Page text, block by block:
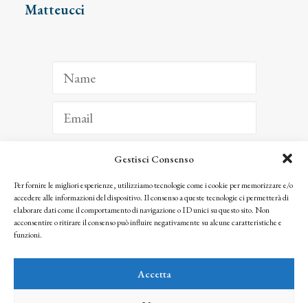
Gestisci Consenso
Per fornire le migliori esperienze, utilizziamo tecnologie come i cookie per memorizzare e/o
accedere alle informazioni del dispositivo. Il consenso a queste tecnologie ci permetterà di
elaborare dati come il comportamento di navigazione o ID unici su questo sito. Non
acconsentire o ritirare il consenso può influire negativamente su alcune caratteristiche e
funzioni.
Accetta
Matteucci
ISCRIVITI
Facendo clic per iscriverti, riconosci che le tue informazioni saranno trattate
seguendo la nostra Privacy Policy
© 2025 Istituto Matteucci. All right reserved
l’autorizzazione scritta dei proprietari dei diritti e dell’Istituto Matteucci